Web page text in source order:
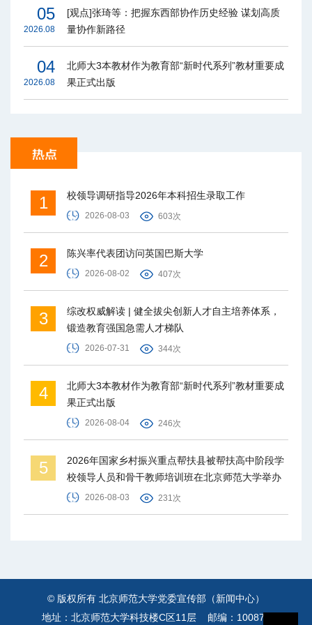
05
2026.08
[观点]张琦等：把握东西部协作历史经验 谋划高质
量协作新路径
04
2026.08
北师大3本教材作为教育部“新时代系列”教材重要成
果正式出版
1 校领导调研指导2026年本科招生录取工作
2026-08-03 603次
2 陈兴率代表团访问英国巴斯大学
2026-08-02 407次
3
综改权威解读 | 健全拔尖创新人才自主培养体系，
锻造教育强国急需人才梯队
2026-07-31 344次
4
北师大3本教材作为教育部“新时代系列”教材重要成
果正式出版
2026-08-04 246次
5
2026年国家乡村振兴重点帮扶县被帮扶高中阶段学
校领导人员和骨干教师培训班在北京师范大学举办
2026-08-03 231次
© 版权所有 北京师范大学党委宣传部（新闻中心）
地址：北京师范大学科技楼C区11层 邮编：100875